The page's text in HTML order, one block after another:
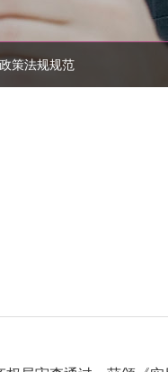
政策法规规范